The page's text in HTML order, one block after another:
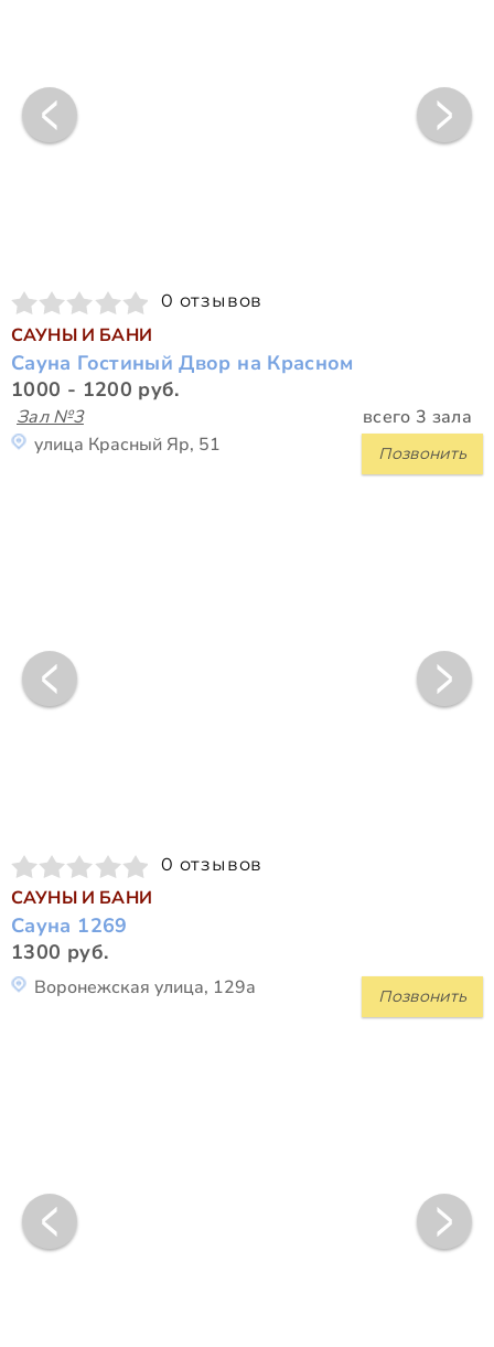
0 отзывов
САУНЫ И БАНИ
Сауна Гостиный Двор на Красном
1000 - 1200 руб.
Зал №3 всего 3 зала
Позвонить
улица Красный Яр, 51
0 отзывов
САУНЫ И БАНИ
Сауна 1269
1300 руб.
Позвонить
Воронежская улица, 129а